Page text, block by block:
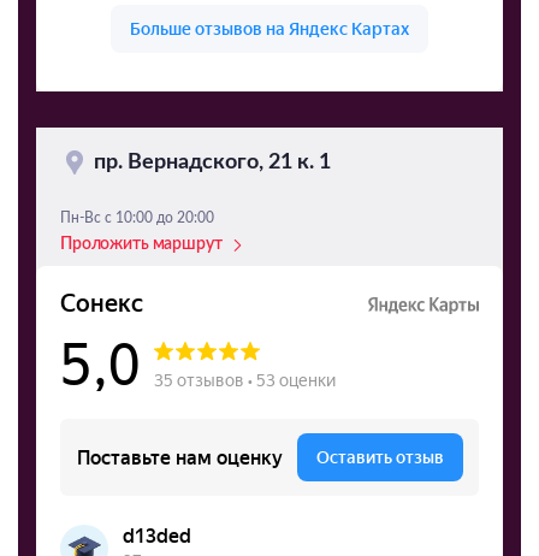
пр. Вернадского, 21 к. 1
Пн-Вс с 10:00 до 20:00
Проложить маршрут